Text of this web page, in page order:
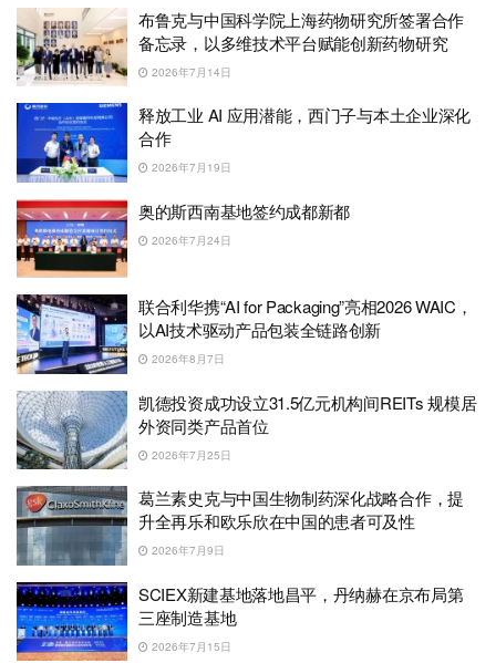
布鲁克与中国科学院上海药物研究所签署合作
备忘录，以多维技术平台赋能创新药物研究
2026年7月14日
释放工业 AI 应用潜能，西门子与本土企业深化
合作
2026年7月19日
奥的斯西南基地签约成都新都
2026年7月24日
联合利华携“AI for Packaging”亮相2026 WAIC，
以AI技术驱动产品包装全链路创新
2026年8月7日
凯德投资成功设立31.5亿元机构间REITs 规模居
外资同类产品首位
2026年7月25日
葛兰素史克与中国生物制药深化战略合作，提
升全再乐和欧乐欣在中国的患者可及性
2026年7月9日
SCIEX新建基地落地昌平，丹纳赫在京布局第
三座制造基地
2026年7月15日